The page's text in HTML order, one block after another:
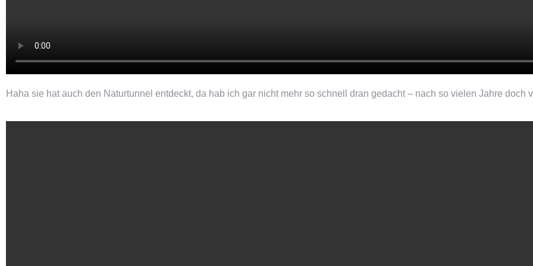
Haha sie hat auch den Naturtunnel entdeckt, da hab ich gar nicht mehr so schnell dran gedacht – nach so vielen Jahre doch